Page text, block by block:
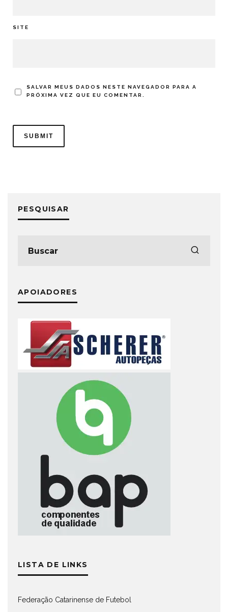
SITE
SALVAR MEUS DADOS NESTE NAVEGADOR PARA A
PRÓXIMA VEZ QUE EU COMENTAR.
PESQUISAR
APOIADORES
LISTA DE LINKS
Federação Catarinense de Futebol